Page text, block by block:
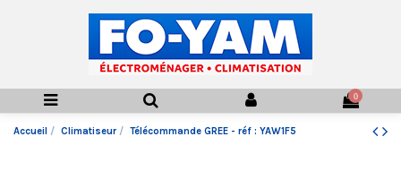
0
Accueil Climatiseur Télécommande GREE - réf : YAW1F5